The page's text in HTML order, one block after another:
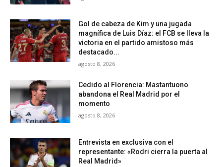
Gol de cabeza de Kim y una jugada
magnífica de Luis Díaz: el FCB se lleva la
victoria en el partido amistoso más
destacado...
agosto 8, 2026
Cedido al Florencia: Mastantuono
abandona el Real Madrid por el
momento
agosto 8, 2026
Entrevista en exclusiva con el
representante: «Rodri cierra la puerta al
Real Madrid»